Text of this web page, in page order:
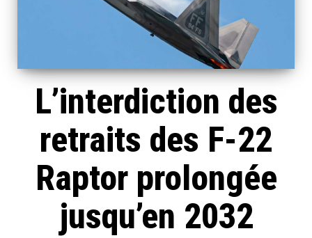
L’interdiction des
retraits des F-22
Raptor prolongée
jusqu’en 2032